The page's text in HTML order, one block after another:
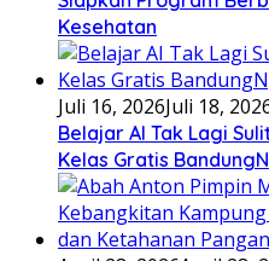
Kesehatan
Juli 16, 2026Juli 18,
Belajar AI Tak Lagi
Kelas Gratis